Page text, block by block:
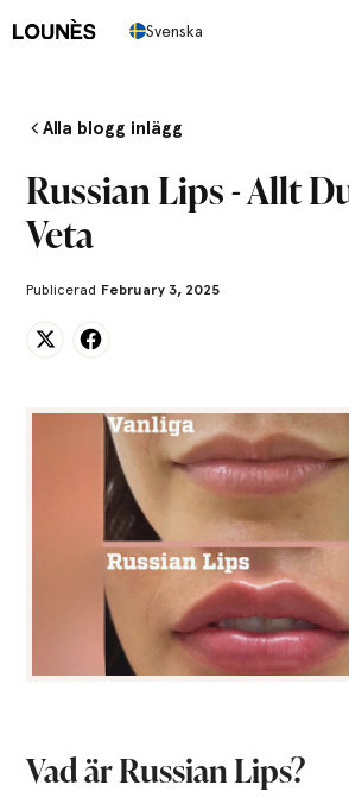
Svenska
Alla blogg inlägg
Russian Lips - Allt
Veta
Publicerad February 3, 2025
Vad är Russian Lips?